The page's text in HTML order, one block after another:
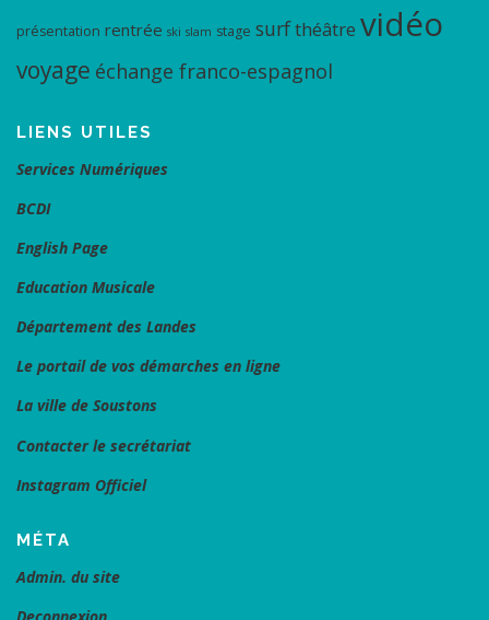
présentation rentrée ski slam stage surfthéâtre vidéo
voyage échange franco-espagnol
LIENS UTILES
Services Numériques
BCDI
English Page
Education Musicale
Département des Landes
Le portail de vos démarches en ligne
La ville de Soustons
Contacter le secrétariat
Instagram Officiel
MÉTA
Admin. du site